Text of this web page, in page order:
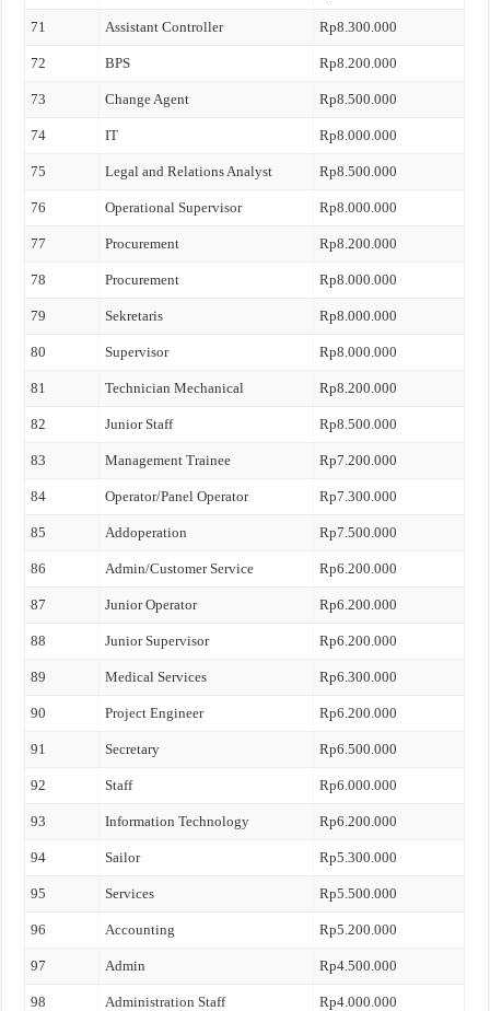
71 Assistant Controller Rp8.300.000
72 BPS Rp8.200.000
73 Change Agent Rp8.500.000
74 IT Rp8.000.000
75 Legal and Relations Analyst Rp8.500.000
76 Operational Supervisor Rp8.000.000
77 Procurement Rp8.200.000
78 Procurement Rp8.000.000
79 Sekretaris Rp8.000.000
80 Supervisor Rp8.000.000
81 Technician Mechanical Rp8.200.000
82 Junior Staff Rp8.500.000
83 Management Trainee Rp7.200.000
84 Operator/Panel Operator Rp7.300.000
85 Addoperation Rp7.500.000
86 Admin/Customer Service Rp6.200.000
87 Junior Operator Rp6.200.000
88 Junior Supervisor Rp6.200.000
89 Medical Services Rp6.300.000
90 Project Engineer Rp6.200.000
91 Secretary Rp6.500.000
92 Staff Rp6.000.000
93 Information Technology Rp6.200.000
94 Sailor Rp5.300.000
95 Services Rp5.500.000
96 Accounting Rp5.200.000
97 Admin Rp4.500.000
98 Administration Staff Rp4.000.000